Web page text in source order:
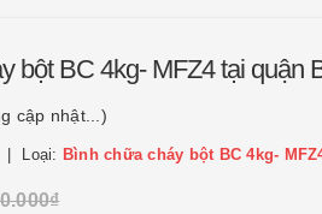
bột BC 4kg- MFZ4 tại quận
cập nhật...)
Loại: Bình chữa cháy bột BC 4kg-